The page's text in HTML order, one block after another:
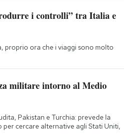
i controlli” tra Italia e
proprio ora che i viaggi sono molto
militare intorno al Medio
Pakistan e Turchia: prevede la
per cercare alternative agli Stati Uniti,